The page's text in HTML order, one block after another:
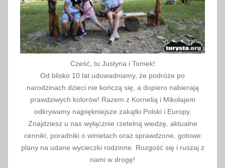
Cześć, tu Justyna i Tomek!
Od blisko 10 lat udowadniamy, że podróże po
narodzinach dzieci nie kończą się, a dopiero nabierają
prawdziwych kolorów! Razem z Kornelią i Mikołajem
odkrywamy najpiękniejsze zakątki Polski i Europy.
Znajdziesz u nas wyłącznie rzetelną wiedzę, aktualne
cenniki, poradniki o winietach oraz sprawdzone, gotowe
plany na udane wycieczki rodzinne. Rozgość się i ruszaj z
nami w drogę!